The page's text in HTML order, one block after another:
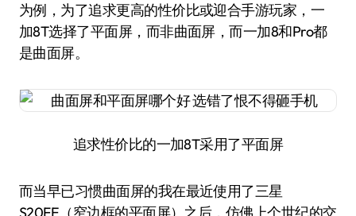
为例，为了追求更高的性价比或迎合手游玩家，一
加8T选择了平面屏，而非曲面屏，而一加8和Pro都
是曲面屏。
追求性价比的一加8T采用了平面屏
而当早已习惯曲面屏的我在最近使用了三星